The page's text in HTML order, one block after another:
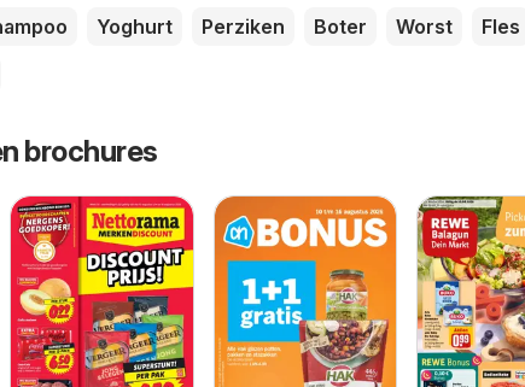
Yoghurt Perziken Boter Worst
Fles
brochures